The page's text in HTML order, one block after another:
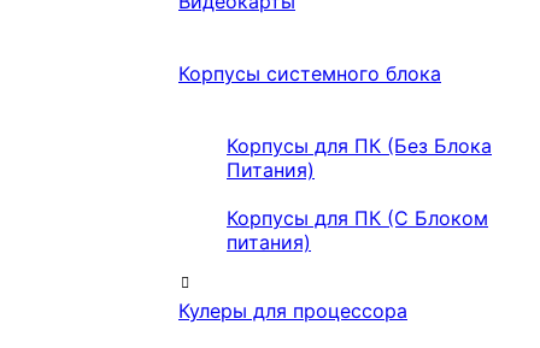
Корпусы системного блока
Корпусы для ПК (Без Блока
Питания)
Корпусы для ПК (С Блоком
питания)
Кулеры для процессора